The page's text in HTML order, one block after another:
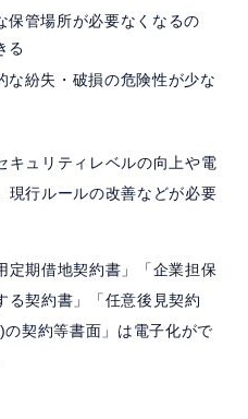
保管場所が必要なくなるの
る
な紛失・破損の危険性が少な
キュリティレベルの向上や電
現行ルールの改善などが必要
定期借地契約書」「企業担保
る契約書」「任意後見契約
契約等書面」は電子化がで